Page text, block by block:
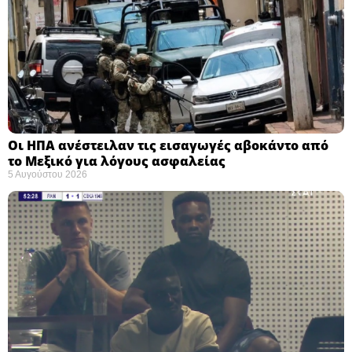
Οι ΗΠΑ ανέστειλαν τις εισαγωγές αβοκάντο από
το Μεξικό για λόγους ασφαλείας
5 Αυγούστου 2026